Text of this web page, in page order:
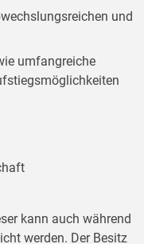
und
umfangreiche
kann auch während
werden. Der Besitz